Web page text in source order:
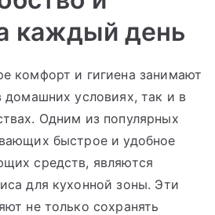
каждый день
комфорт и гигиена занимают
домашних условиях, так и в
Одним из популярных
быстрое и удобное
средств, являются
для кухонной зоны. Эти
не только сохранять